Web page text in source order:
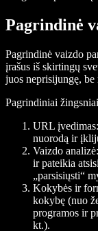
Pagrindinė
Pagrindinė vaizdo
įrašus iš skirtingų
juos neprisijungę,
Pagrindiniai
URL įvedimas
nuorodą ir
Vaizdo analizė
ir pateikia
„parsisiųsti“
Kokybės ir
kokybę (nuo
programos ir
kt.).